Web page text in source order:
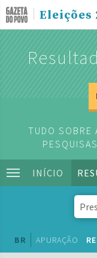
Eleições
TUDO SOBRE
INÍCIO
BR APURAÇÃO